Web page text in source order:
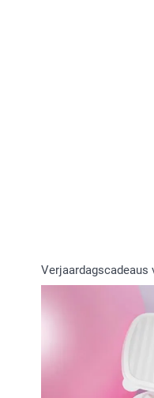
Verjaardagscadeaus